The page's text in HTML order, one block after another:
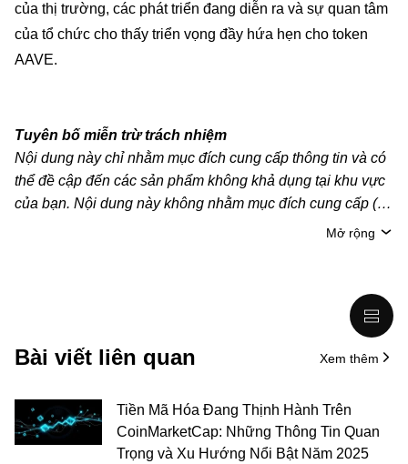
của thị trường, các phát triển đang diễn ra và sự quan tâm
của tổ chức cho thấy triển vọng đầy hứa hẹn cho token
AAVE.
Tuyên bố miễn trừ trách nhiệm
Nội dung này chỉ nhằm mục đích cung cấp thông tin và có
thể đề cập đến các sản phẩm không khả dụng tại khu vực
của bạn. Nội dung này không nhằm mục đích cung cấp (i)
lời khuyên hoặc khuyến nghị đầu tư; (ii) đề nghị hoặc chào
sản kỹ thuật số/crypto, bao gồm cả stablecoin, có mức độ
rủi ro cao và có thể biến động mạnh. Bạn nên cân nhắc kỹ
xem việc giao dịch hoặc nắm giữ crypto/tài sản kỹ thuật số
có phù hợp với bạn hay không, dựa trên tình hình tài chính
lý/thuế/đầu tư để được giải đáp câu hỏi về tình hình cụ thể
của bản thân. Thông tin (bao gồm dữ liệu thị trường và
thông tin thống kê, nếu có) trong bài viết này chỉ mang tính
Mở rộng
Bài viết liên quan Xem thêm
Tiền Mã Hóa Đang Thịnh Hành Trên
CoinMarketCap: Những Thông Tin Quan
Trọng và Xu Hướng Nổi Bật Năm 2025